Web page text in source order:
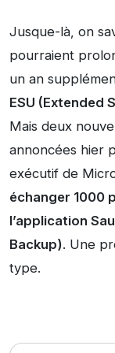
Jusque-là, on
pourraient
un an
ESU (Extended
Mais deux
annoncées hier
exécutif de
échanger 1000
l’application
Backup). Une
type.